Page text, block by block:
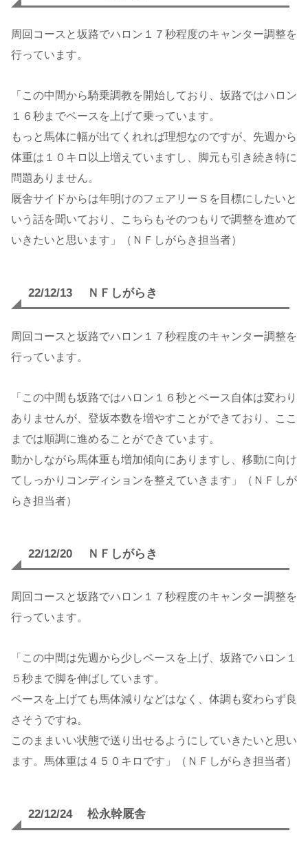
周回コースと坂路でハロン１７秒程度のキャンター調整を
行っています。
「この中間から騎乗調教を開始しており、坂路ではハロン
１６秒までペースを上げて乗っています。
もっと馬体に幅が出てくれれば理想なのですが、先週から
体重は１０キロ以上増えていますし、脚元も引き続き特に
問題ありません。
厩舎サイドからは年明けのフェアリーＳを目標にしたいと
いう話を聞いており、こちらもそのつもりで調整を進めて
いきたいと思います」（ＮＦしがらき担当者）
22/12/13 ＮＦしがらき
周回コースと坂路でハロン１７秒程度のキャンター調整を
行っています。
「この中間も坂路ではハロン１６秒とペース自体は変わり
ありませんが、登坂本数を増やすことができており、ここ
までは順調に進めることができています。
動かしながら馬体重も増加傾向にありますし、移動に向け
てしっかりコンディションを整えていきます」（ＮＦしが
らき担当者）
22/12/20 ＮＦしがらき
周回コースと坂路でハロン１７秒程度のキャンター調整を
行っています。
「この中間は先週から少しペースを上げ、坂路でハロン１
５秒まで脚を伸ばしています。
ペースを上げても馬体減りなどはなく、体調も変わらず良
さそうですね。
このままいい状態で送り出せるようにしていきたいと思い
ます。馬体重は４５０キロです」（ＮＦしがらき担当者）
22/12/24 松永幹厩舎